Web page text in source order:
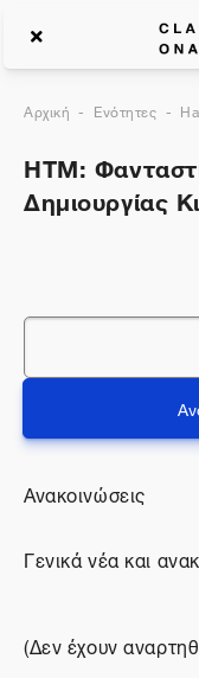
Αρχική Ενότητες
HTM:
Δημιουργίας
Ανακοινώσεις
Γενικά νέα και
(Δεν έχουν